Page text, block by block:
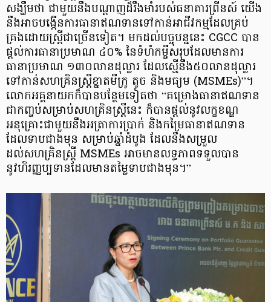
សង្ឃឹមថា ជាមួយនឹងបណ្តាញដ៏រឹងមាំរបស់ធនាគារព្រីនស៍ យើង
នឹងអាចបង្កើនការធានាឥណទានទៅកាន់អាជីវកម្មដែលគ្រប់
គ្រងដោយស្រ្តីជាច្រើនទៀត។ មកដល់បច្ចុបន្ននេះ CGCC បាន
ផ្តល់ការធានាប្រមាណ ៤០% នៃទំហំកម្ចីសរុបដែលមានការ
ធានាប្រមាណ ១៣០លានដុល្លារ ដែលស្មើនឹង៥០លានដុល្លារ
ទៅកាន់សហគ្រិនស្រ្តីខ្នាតមីក្រូ តូច និងមធ្យម (MSMEs)”។
លោកអគ្គនាយកក៏បានបន្ថែមទៀតថា “គម្រោងធានាឥណទាន
ជាកញ្ចប់សម្រាប់សហគ្រិនស្រ្តីនេះ ក៏បានផ្តល់នូវលក្ខខណ្ឌ
អនុគ្រោះជាមួយនឹងអត្រាការប្រាក់ និងកម្រៃធានាឥណទាន
ដែលទាបជាងមុន សម្រាប់ឆ្នាំដំបូង ដែលនឹងសម្រួល
ដល់សហគ្រិនស្រ្តី MSMEs អាចមានលទ្ធភាពទទួលបាន
នូវហិរញ្ញប្បទានដែលមានតម្លៃទាបជាងមុន។”